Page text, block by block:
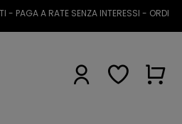
A RATE SENZA INTERESSI - ORDINA AL